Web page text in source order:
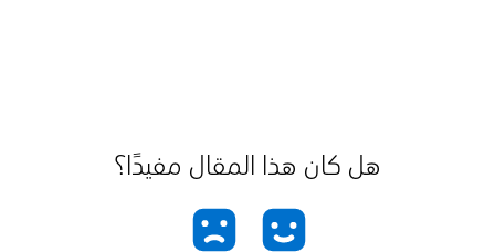
هل كان هذا المقال مفيدًا؟